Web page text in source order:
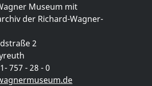
Museum mit
der Richard-Wagner-
2
757 - 28 - 0